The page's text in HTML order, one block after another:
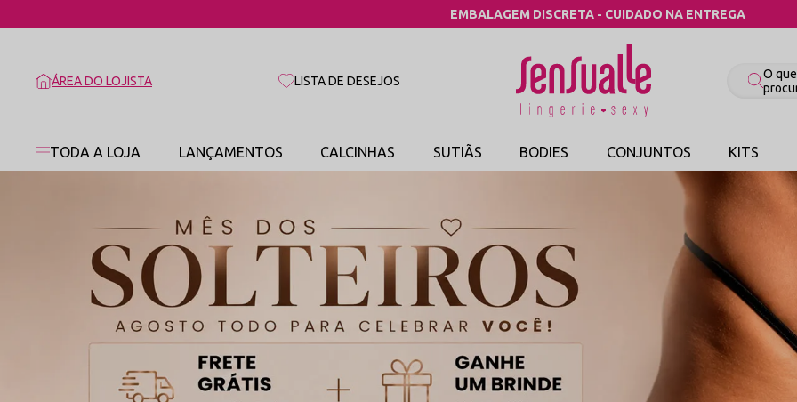
COMPRE POR CATEGORIA
ÁREA DO LOJISTA LISTA DE DESEJOS
TODA A LOJA LANÇAMENTOS CALCINHAS SUTIÃS BODIES CONJUNTOS KITS